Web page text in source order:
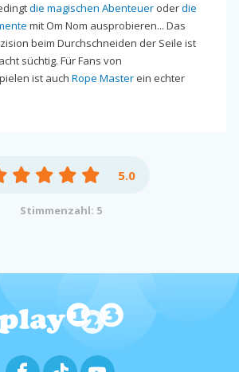
die magischen Abenteuer oderdie
mit Om Nom ausprobieren... Das
beim Durchschneiden der Seile ist
süchtig. Für Fans von
ist auch Rope Master ein echter
5.0
Stimmenzahl: 5